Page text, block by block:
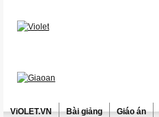
ViOLET.VN Bài giảng Giáo án